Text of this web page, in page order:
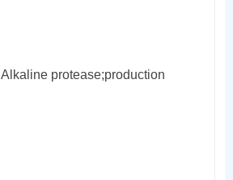
Alkaline protease;production